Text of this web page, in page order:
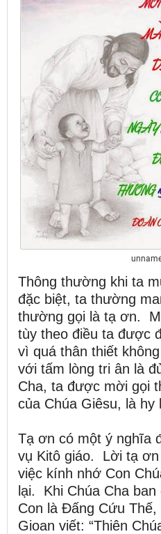
Thông thường khi ta
đặc biệt, ta thường
thường gọi là tạ ơn.
tùy theo điều ta được
vì quá thân thiết
với tấm lòng tri ân là
Cha, ta được mời gọi
của Chúa Giêsu, là hy
Tạ ơn có một ý nghĩa
vụ Kitô giáo. Lời tạ
việc kính nhớ Con
lại. Khi Chúa Cha
Con là Đấng Cứu
Gioan viết: “Thiên